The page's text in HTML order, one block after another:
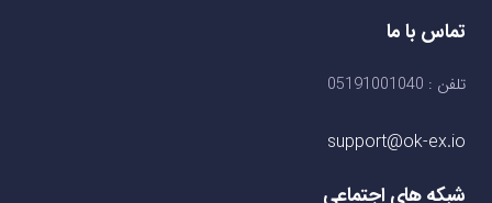
تماس با ما
تلفن : 05191001040
support@ok-ex.io
شبکه های اجتماعی